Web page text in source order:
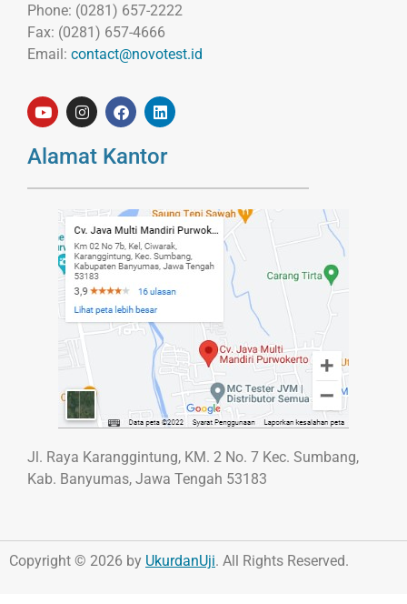
Phone: (0281) 657-2222
Fax: (0281) 657-4666
Email: contact@novotest.id
Alamat Kantor
Jl. Raya Karanggintung, KM. 2 No. 7 Kec. Sumbang,
Kab. Banyumas, Jawa Tengah 53183
Copyright © 2026 by UkurdanUji. All Rights Reserved.